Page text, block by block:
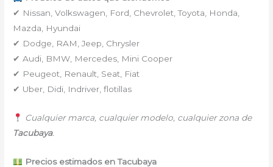
✔ Nissan, Volkswagen, Ford, Chevrolet, Toyota, Honda,
Mazda, Hyundai
✔ Dodge, RAM, Jeep, Chrysler
✔ Audi, BMW, Mercedes, Mini Cooper
✔ Peugeot, Renault, Seat, Fiat
✔ Uber, Didi, Indriver, flotillas
Cualquier marca, cualquier modelo, cualquier zona de
Tacubaya.
Precios estimados en Tacubaya